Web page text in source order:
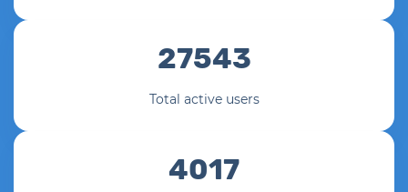
27543
Total active users
4017